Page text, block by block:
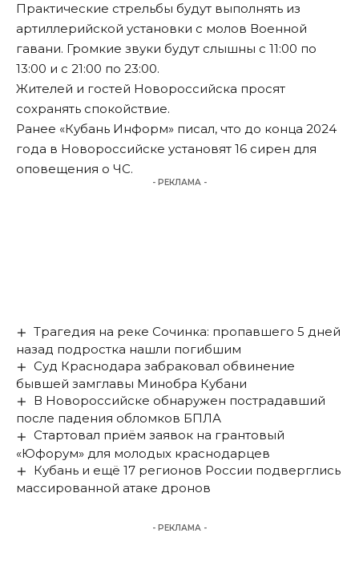
Практические стрельбы будут выполнять из
артиллерийской установки с молов Военной
гавани. Громкие звуки будут слышны с 11:00 по
13:00 и с 21:00 по 23:00.
Жителей и гостей Новороссийска просят
сохранять спокойствие.
Ранее «Кубань Информ» писал, что до конца 2024
года в Новороссийске установят 16 сирен для
оповещения о ЧС.
- РЕКЛАМА -
Трагедия на реке Сочинка: пропавшего 5 дней
назад подростка нашли погибшим
Суд Краснодара забраковал обвинение
бывшей замглавы Минобра Кубани
В Новороссийске обнаружен пострадавший
после падения обломков БПЛА
Стартовал приём заявок на грантовый
«Юфорум» для молодых краснодарцев
Кубань и ещё 17 регионов России подверглись
массированной атаке дронов
- РЕКЛАМА -